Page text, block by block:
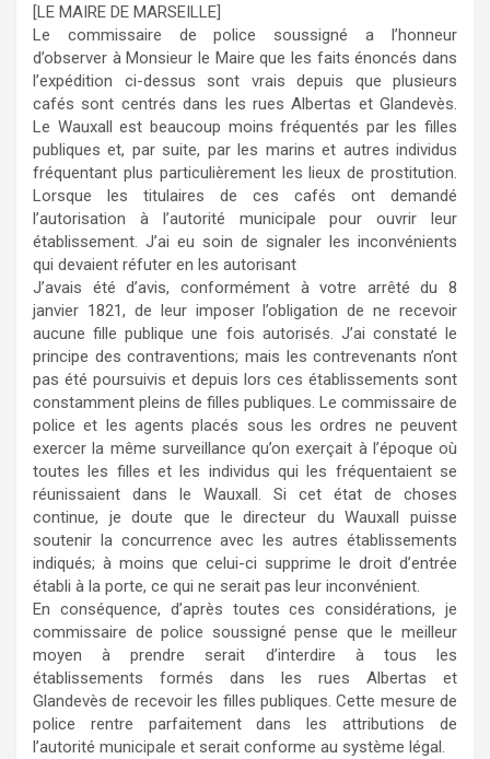
[LE MAIRE DE MARSEILLE]
Le commissaire de police soussigné a l’honneur
d’observer à Monsieur le Maire que les faits énoncés dans
l’expédition ci-dessus sont vrais depuis que plusieurs
cafés sont centrés dans les rues Albertas et Glandevès.
Le Wauxall est beaucoup moins fréquentés par les filles
publiques et, par suite, par les marins et autres individus
fréquentant plus particulièrement les lieux de prostitution.
Lorsque les titulaires de ces cafés ont demandé
l’autorisation à l’autorité municipale pour ouvrir leur
établissement. J’ai eu soin de signaler les inconvénients
qui devaient réfuter en les autorisant
J’avais été d’avis, conformément à votre arrêté du 8
janvier 1821, de leur imposer l’obligation de ne recevoir
aucune fille publique une fois autorisés. J’ai constaté le
principe des contraventions; mais les contrevenants n’ont
pas été poursuivis et depuis lors ces établissements sont
constamment pleins de filles publiques. Le commissaire de
police et les agents placés sous les ordres ne peuvent
exercer la même surveillance qu’on exerçait à l’époque où
toutes les filles et les individus qui les fréquentaient se
réunissaient dans le Wauxall. Si cet état de choses
continue, je doute que le directeur du Wauxall puisse
soutenir la concurrence avec les autres établissements
indiqués; à moins que celui-ci supprime le droit d’entrée
établi à la porte, ce qui ne serait pas leur inconvénient.
En conséquence, d’après toutes ces considérations, je
commissaire de police soussigné pense que le meilleur
moyen à prendre serait d’interdire à tous les
établissements formés dans les rues Albertas et
Glandevès de recevoir les filles publiques. Cette mesure de
police rentre parfaitement dans les attributions de
l’autorité municipale et serait conforme au système légal.